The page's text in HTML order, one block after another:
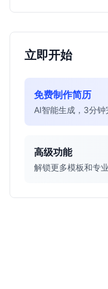
立即开始
免费制作简历
AI智能生成，3分
高级功能
解锁更多模板和专